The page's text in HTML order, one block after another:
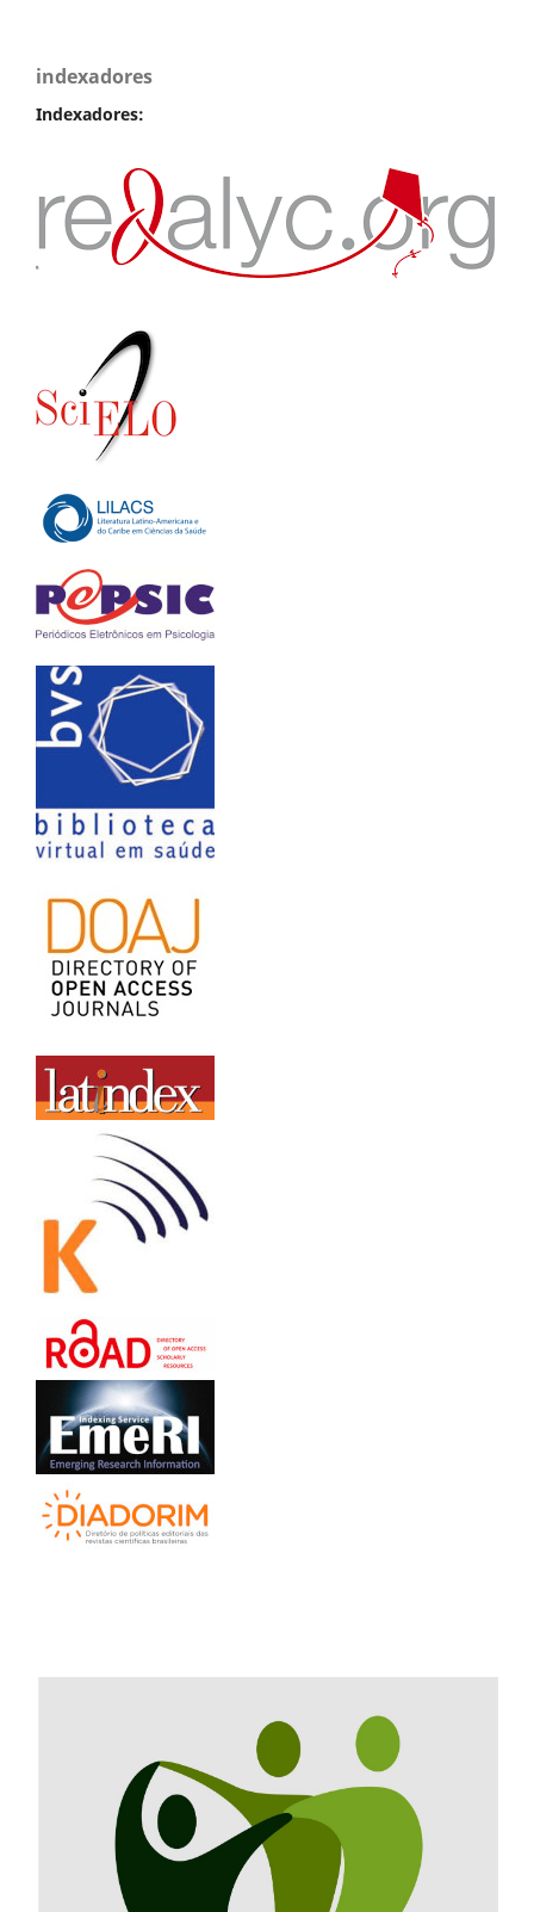
indexadores
Indexadores: